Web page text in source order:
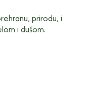
prirodu, i
i dušom.